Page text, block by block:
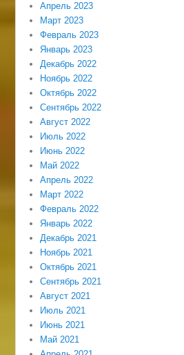
Апрель 2023
Март 2023
Февраль 2023
Январь 2023
Декабрь 2022
Ноябрь 2022
Октябрь 2022
Сентябрь 2022
Август 2022
Июль 2022
Июнь 2022
Май 2022
Апрель 2022
Март 2022
Февраль 2022
Январь 2022
Декабрь 2021
Ноябрь 2021
Октябрь 2021
Сентябрь 2021
Август 2021
Июль 2021
Июнь 2021
Май 2021